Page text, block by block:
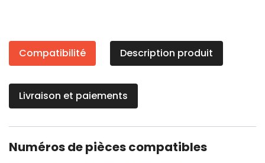
Compatibilité Description produit
Livraison et paiements
Numéros de pièces compatibles